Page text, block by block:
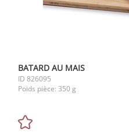
BATARD AU MAIS
ID 826095
Poids pièce: 350 g